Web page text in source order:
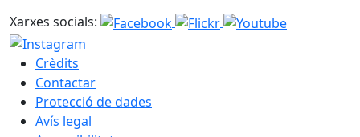
Xarxes socials:
Crèdits
Contactar
Protecció de dades
Avís legal